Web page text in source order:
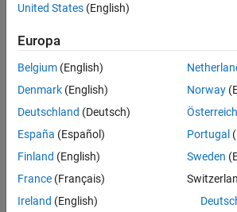
United States (English)
Europa
Belgium (English)
Denmark (English)
Deutschland (Deutsch)
España (Español)
Finland (English)
France (Français)
Ireland (English)
Norway
Österreich
Portugal
Sweden
Centro di fiducia
Informativa
Antipirateria
Stato dell'applicazione
© 1994-2026 The MathWorks, Inc.